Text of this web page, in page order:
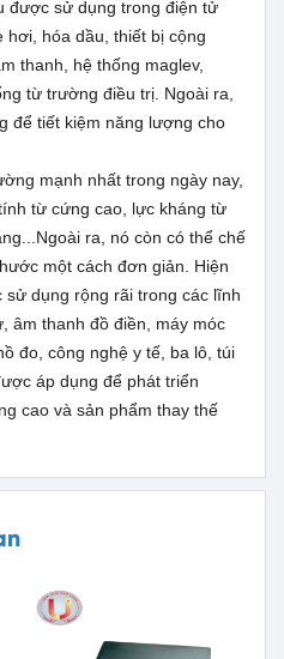
được sử dụng trong điện tử
hơi, hóa dầu, thiết bị cộng
thanh, hệ thống maglev,
từ trường điều trị. Ngoài ra,
để tiết kiệm năng lượng cho
mạnh nhất trong ngày nay,
từ cứng cao, lực kháng từ
ra, nó còn có thể chế
một cách đơn giản. Hiện
sử dụng rộng rãi trong các lĩnh
âm thanh đồ điền, máy móc
đo, công nghệ y tế, ba lô, túi
áp dụng để phát triển
cao và sản phẩm thay thế